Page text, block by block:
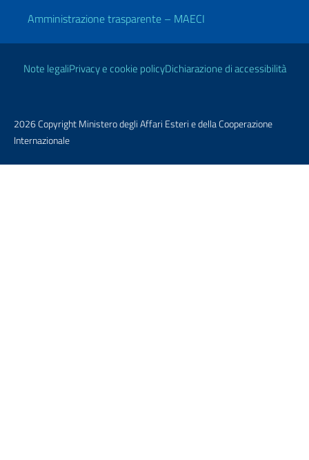
Amministrazione trasparente – MAECI
Link Utili
Note legaliPrivacy e cookie policyDichiarazione di accessibilità
2026 Copyright Ministero degli Affari Esteri e della Cooperazione
Internazionale